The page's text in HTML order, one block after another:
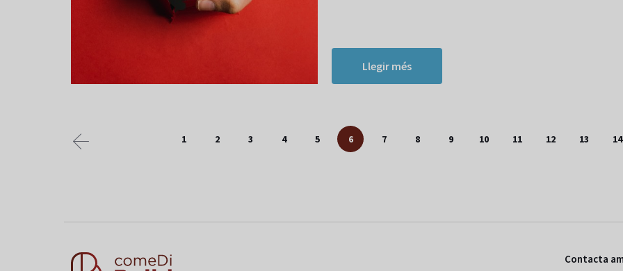
Llegir més
1 2 3 4 5 6 7 8 9 10 11 12 13 14
Contacta